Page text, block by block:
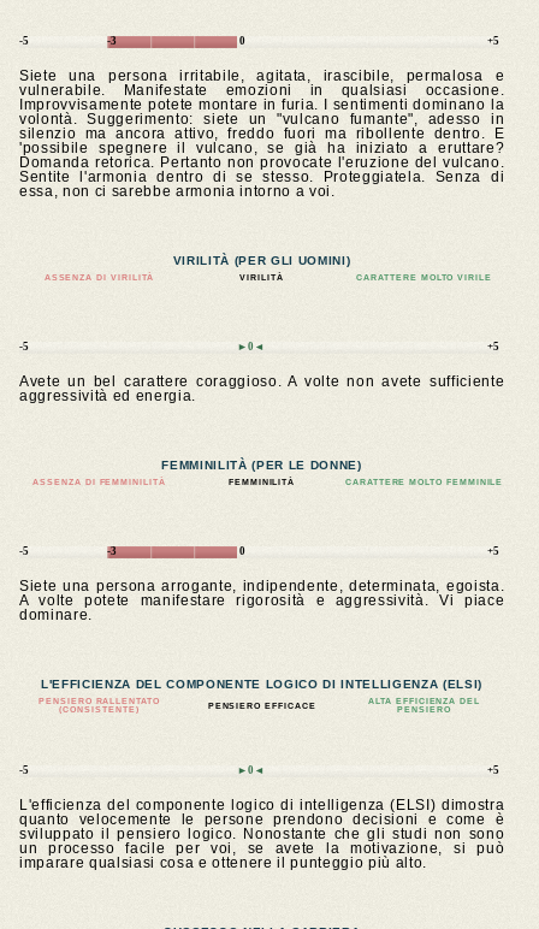
-5 -3 0 +5
Siete una persona irritabile, agitata, irascibile, permalosa e
vulnerabile. Manifestate emozioni in qualsiasi occasione.
Improvvisamente potete montare in furia. I sentimenti dominano la
volontà. Suggerimento: siete un "vulcano fumante", adesso in
silenzio ma ancora attivo, freddo fuori ma ribollente dentro. E
'possibile spegnere il vulcano, se già ha iniziato a eruttare?
Domanda retorica. Pertanto non provocate l'eruzione del vulcano.
Sentite l'armonia dentro di se stesso. Proteggiatela. Senza di
essa, non ci sarebbe armonia intorno a voi.
VIRILITÀ (PER GLI UOMINI)
ASSENZA DI VIRILITÀ VIRILITÀ CARATTERE MOLTO VIRILE
-5 ►0◄ +5
Avete un bel carattere coraggioso. A volte non avete sufficiente
aggressività ed energia.
FEMMINILITÀ (PER LE DONNE)
ASSENZA DI FEMMINILITÀ FEMMINILITÀ CARATTERE MOLTO FEMMINILE
-5 -3 0 +5
Siete una persona arrogante, indipendente, determinata, egoista.
A volte potete manifestare rigorosità e aggressività. Vi piace
dominare.
L'EFFICIENZA DEL COMPONENTE LOGICO DI INTELLIGENZA (ELSI)
PENSIERO RALLENTATO
(CONSISTENTE)
PENSIERO EFFICACE
ALTA EFFICIENZA DEL
PENSIERO
-5 ►0◄ +5
L'efficienza del componente logico di intelligenza (ELSI) dimostra
quanto velocemente le persone prendono decisioni e come è
sviluppato il pensiero logico. Nonostante che gli studi non sono
un processo facile per voi, se avete la motivazione, si può
imparare qualsiasi cosa e ottenere il punteggio più alto.